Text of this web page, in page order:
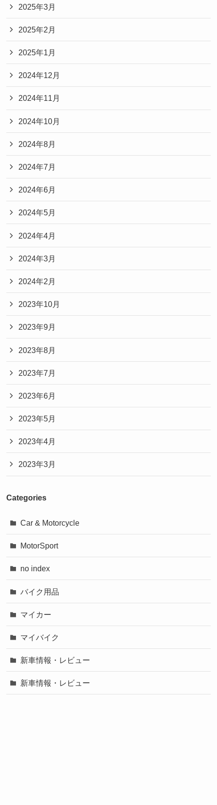
2025年3月
2025年2月
2025年1月
2024年12月
2024年11月
2024年10月
2024年8月
2024年7月
2024年6月
2024年5月
2024年4月
2024年3月
2024年2月
2023年10月
2023年9月
2023年8月
2023年7月
2023年6月
2023年5月
2023年4月
2023年3月
Categories
Car & Motorcycle
MotorSport
no index
バイク用品
マイカー
マイバイク
新車情報・レビュー
新車情報・レビュー